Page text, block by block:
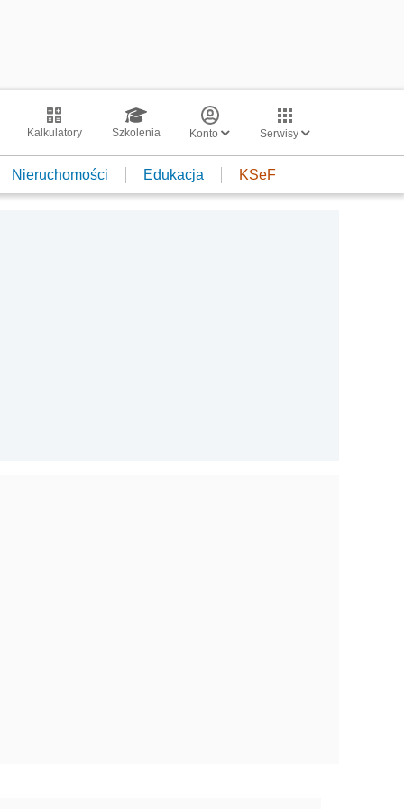
Kalkulatory Szkolenia Konto Serwisy
Nieruchomości Edukacja KSeF